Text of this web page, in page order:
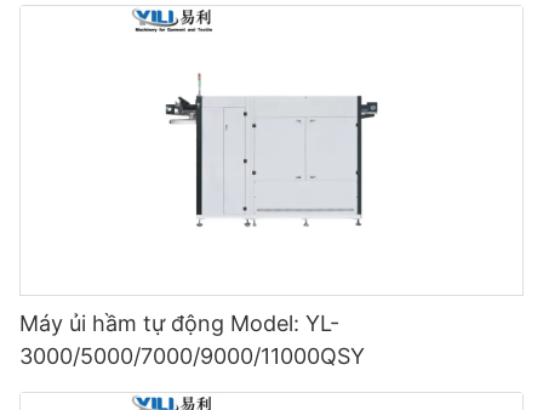
Máy ủi hầm tự động Model: YL-
3000/5000/7000/9000/11000QSY